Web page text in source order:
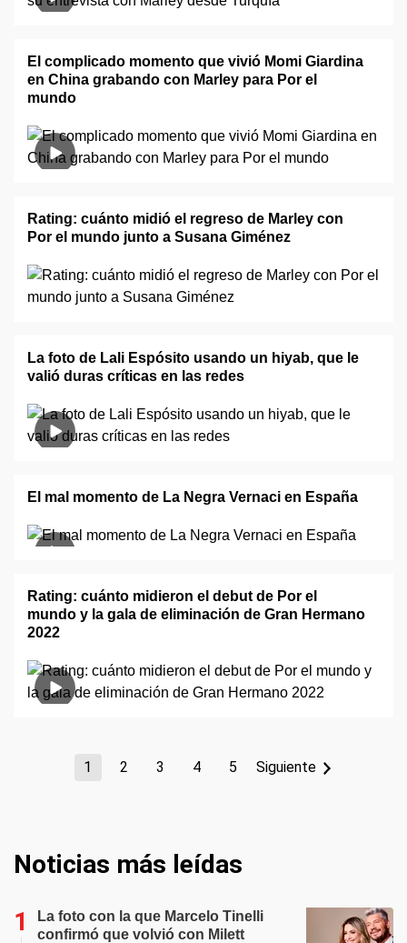
El complicado momento que vivió Momi Giardina
en China grabando con Marley para Por el
mundo
Rating: cuánto midió el regreso de Marley con
Por el mundo junto a Susana Giménez
La foto de Lali Espósito usando un hiyab​, que le
valió duras críticas en las redes
El mal momento de La Negra Vernaci en España
Rating: cuánto midieron el debut de Por el
mundo y la gala de eliminación de Gran Hermano
2022
1 2 3 4 5 Siguiente
Noticias más leídas
La foto con la que Marcelo Tinelli
confirmó que volvió con Milett